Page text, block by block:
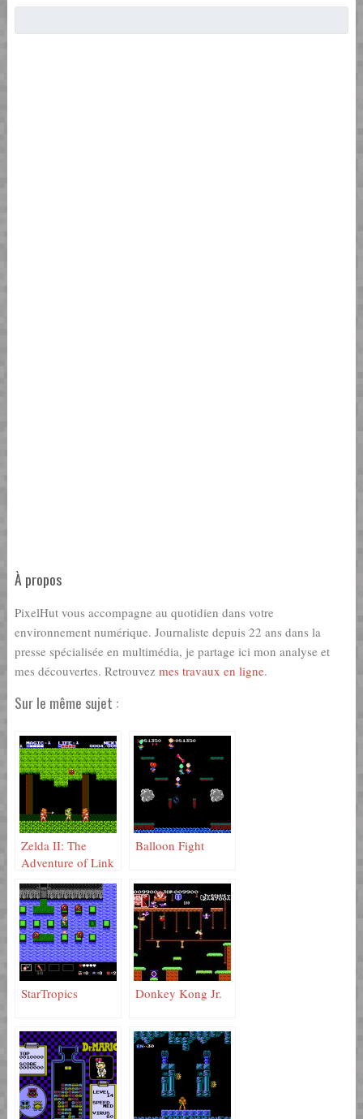
À propos
PixelHut vous accompagne au quotidien dans votre
environnement numérique. Journaliste depuis 22 ans dans la
presse spécialisée en multimédia, je partage ici mon analyse et
mes découvertes. Retrouvez mes travaux en ligne.
Sur le même sujet :
Zelda II: The
Adventure of Link
Balloon Fight
StarTropics Donkey Kong Jr.